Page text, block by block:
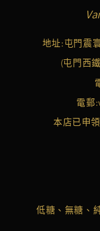
地址:屯門震
(屯門西
電郵:
本店已申
低糖、無糖、